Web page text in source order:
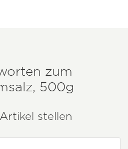
zum
500g
stellen